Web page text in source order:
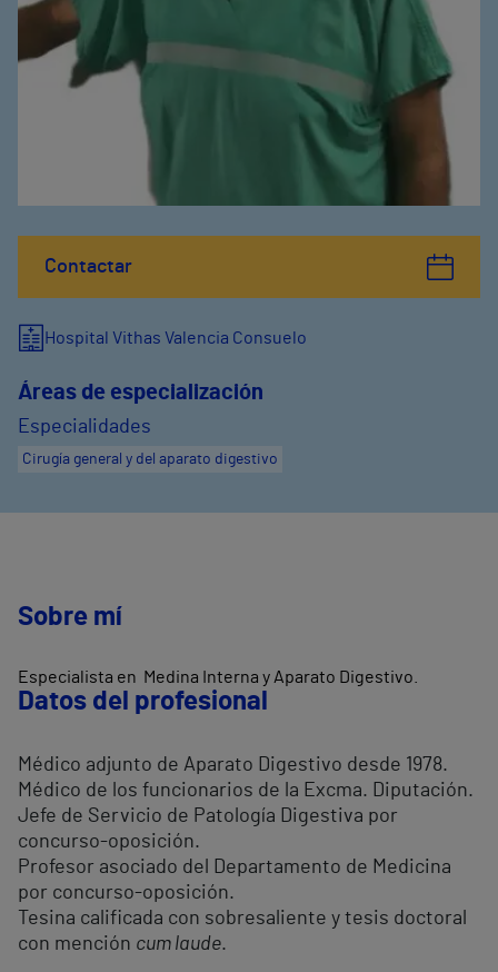
Contactar
Hospital Vithas Valencia Consuelo
Áreas de especialización
Especialidades
Cirugía general y del aparato digestivo
Sobre mí
Especialista en Medina Interna y Aparato Digestivo.
Datos del profesional
Médico adjunto de Aparato Digestivo desde 1978.
Médico de los funcionarios de la Excma. Diputación.
Jefe de Servicio de Patología Digestiva por
concurso-oposición.
Profesor asociado del Departamento de Medicina
por concurso-oposición.
Tesina calificada con sobresaliente y tesis doctoral
con mención cum laude.